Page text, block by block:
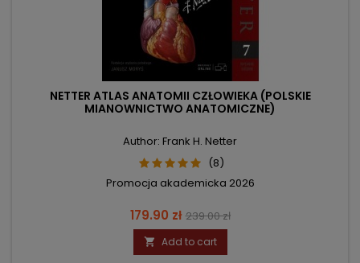
NETTER ATLAS ANATOMII CZŁOWIEKA (POLSKIE
MIANOWNICTWO ANATOMICZNE)
Author: Frank H. Netter
(8)
Promocja akademicka 2026
Price
179.90 zł Regular
price
239.00 zł
 Add to cart